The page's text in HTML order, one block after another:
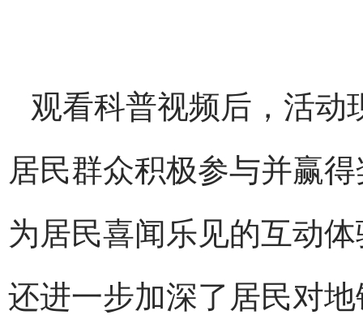
观看科普视频后，活动
居民群众积极参与并赢
为居民喜闻乐见的互动
还进一步加深了居民对